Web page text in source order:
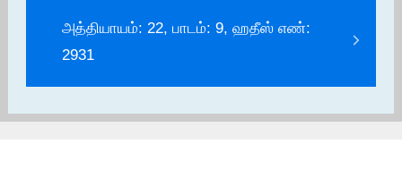
அத்தியாயம்: 22, பாடம்: 9, ஹதீஸ் எண்:
2931